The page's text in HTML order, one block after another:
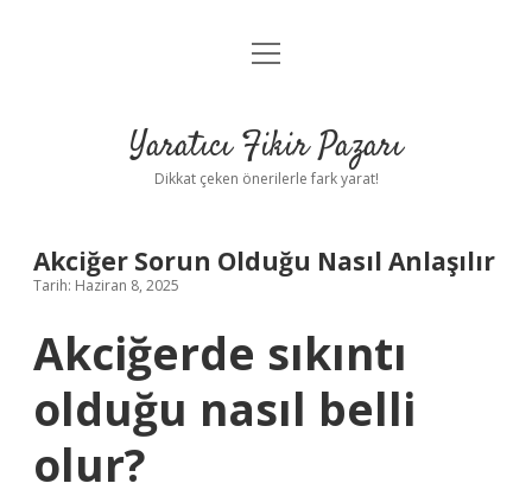
Anasayfa
Yasal Uyarı
menüyü
Yaratıcı Fikir Pazarı
Dikkat çeken önerilerle fark yarat!
Akciğer Sorun Olduğu Nasıl Anlaşılır
Tarih: Haziran 8, 2025
Akciğerde sıkıntı
olduğu nasıl belli
olur?